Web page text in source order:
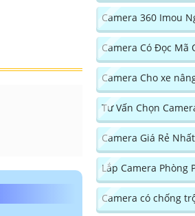
Camera 360 Imou
Camera Có Đọc Mã
Camera Cho xe
Tư Vấn Chọn
Camera Giá Rẻ Nhất
Lắp Camera Phòng
Camera có chống